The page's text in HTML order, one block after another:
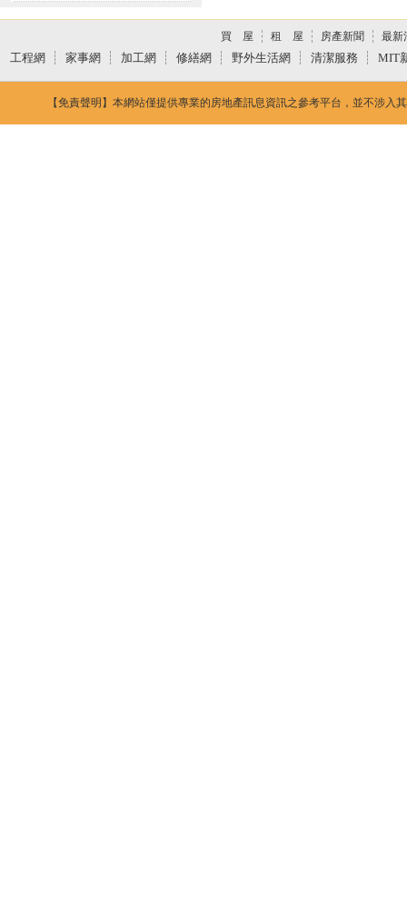
買 屋 租 屋 房產新聞 最新
工程網 家事網 加工網 修繕網 野外生活網 清潔服務 MIT
【免責聲明】本網站僅提供專業的房地產訊息資訊之參考平台，並不涉